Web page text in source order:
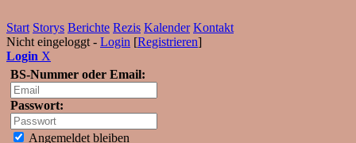
Start Storys Berichte Rezis Kalender Kontakt
Nicht eingeloggt - Login [Registrieren]
Login X
BS-Nummer oder Email:
Passwort:
Angemeldet bleiben